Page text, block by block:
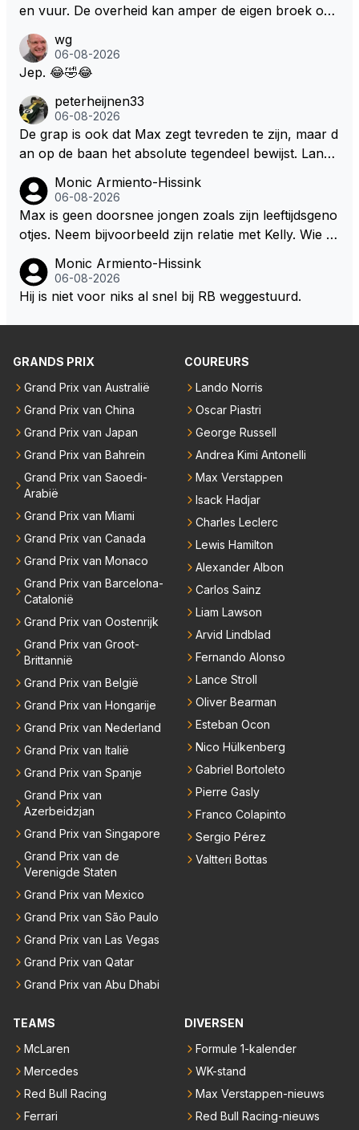
en vuur. De overheid kan amper de eigen broek oph
s. Je kunt de Staat het best vergelijken met de sherif
f van Nottinghem (Robin Hood) welk achter de bom
m/haar van zijn laatste zuurverdiende stuiver te ber
oven. De Staat heeft nooit ooit maar een stuiver in Z
andvoort willen investeren en dat zal ook nooit gebe
uren. Afdragen van BTW gelden en vergunningen bi
j dergelijke sportievefestiviteiten MOET je dan weer
wel afstaan, de parasiet.
wg
06-08-2026
Jep. 😂🤣😂
peterheijnen33
06-08-2026
De grap is ook dat Max zegt tevreden te zijn, maar d
an op de baan het absolute tegendeel bewijst. Lando
dan eigenlijk niet echt zien. ;)
Monic Armiento-Hissink
06-08-2026
Max is geen doorsnee jongen zoals zijn leeftijdsgeno
otjes. Neem bijvoorbeeld zijn relatie met Kelly. Wie g
artjes ouder is en al een kleine heeft van een voorm
alig RB-lid op de leeftijd van 23 jaar? Hij doet dingen
oon. Ieder jaar is er in Hongarije een uitje voor zijn t
ccesvol raceteam. Hij is niet alleen speciaal in de aut
o maar ook daarbuiten.
Monic Armiento-Hissink
06-08-2026
Hij is niet voor niks al snel bij RB weggestuurd.
GRANDS PRIX
Grand Prix van Australië
Grand Prix van China
Grand Prix van Japan
Grand Prix van Bahrein
Grand Prix van Saoedi-
Arabië
Grand Prix van Miami
Grand Prix van Canada
Grand Prix van Monaco
Grand Prix van Barcelona-
Catalonië
Grand Prix van Oostenrijk
Grand Prix van Groot-
Brittannië
Grand Prix van België
Grand Prix van Hongarije
Grand Prix van Nederland
Grand Prix van Italië
Grand Prix van Spanje
Grand Prix van
Azerbeidzjan
Grand Prix van Singapore
Grand Prix van de
Verenigde Staten
Grand Prix van Mexico
Grand Prix van São Paulo
Grand Prix van Las Vegas
Grand Prix van Qatar
Grand Prix van Abu Dhabi
COUREURS
Lando Norris
Oscar Piastri
George Russell
Andrea Kimi Antonelli
Max Verstappen
Isack Hadjar
Charles Leclerc
Lewis Hamilton
Alexander Albon
Carlos Sainz
Liam Lawson
Arvid Lindblad
Fernando Alonso
Lance Stroll
Oliver Bearman
Esteban Ocon
Nico Hülkenberg
Gabriel Bortoleto
Pierre Gasly
Franco Colapinto
Sergio Pérez
Valtteri Bottas
TEAMS
McLaren
Mercedes
Red Bull Racing
Ferrari
DIVERSEN
Formule 1-kalender
WK-stand
Max Verstappen-nieuws
Red Bull Racing-nieuws